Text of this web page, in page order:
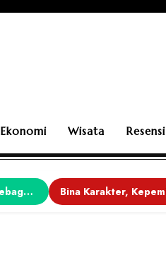
Ekonomi Wisata Resensi
Prof. Abdullah Terpilih sebagai Ketua APDII Periode 2026–2030